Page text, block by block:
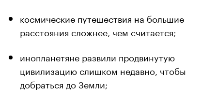
космические путешествия на большие
расстояния сложнее, чем считается;
инопланетяне развили продвинутую
цивилизацию слишком недавно, чтобы
добраться до Земли;